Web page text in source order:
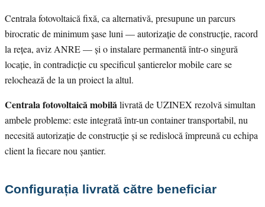
Centrala fotovoltaică fixă, ca alternativă, presupune un parcurs
birocratic de minimum șase luni — autorizație de construcție, racord
la rețea, aviz ANRE — și o instalare permanentă într-o singură
locație, în contradicție cu specificul șantierelor mobile care se
relochează de la un proiect la altul.
Centrala fotovoltaică mobilălivrată de UZINEX rezolvă simultan
ambele probleme: este integrată într-un container transportabil, nu
necesită autorizație de construcție și se redislocă împreună cu echipa
client la fiecare nou șantier.
Configurația livrată către beneficiar